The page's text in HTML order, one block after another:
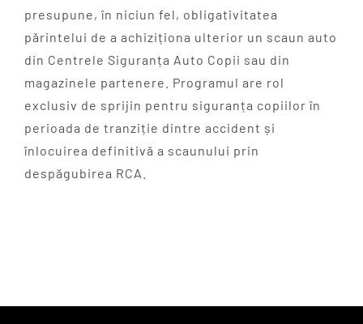
presupune, în niciun fel, obligativitatea
părintelui de a achiziționa ulterior un scaun auto
din Centrele Siguranța Auto Copii sau din
magazinele partenere. Programul are rol
exclusiv de sprijin pentru siguranța copiilor în
perioada de tranziție dintre accident și
înlocuirea definitivă a scaunului prin
despăgubirea RCA.